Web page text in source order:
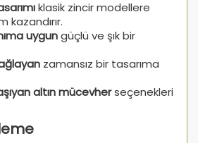
klasik zincir modellere
kazandırır.
uygungüçlü ve şık bir
zamansız bir tasarıma
altın mücevherseçenekleri